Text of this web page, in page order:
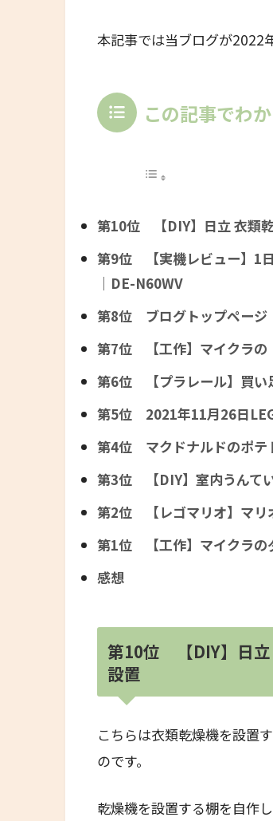
本記事では当ブログが2022
この記事でわ
第10位 【DIY】日立 衣類
第9位 【実機レビュー】1
｜DE-N60WV
第8位 ブログトップページ
第7位 【工作】マイクラの
第6位 【プラレール】買い
第5位 2021年11月26日
第4位 マクドナルドのポテ
第3位 【DIY】室内うんて
第2位 【レゴマリオ】マリ
第1位 【工作】マイクラの
感想
第10位 【DIY】日立
設置
こちらは衣類乾燥機を設置
のです。
乾燥機を設置する棚を自作